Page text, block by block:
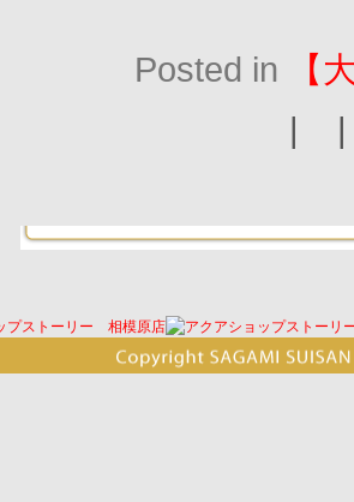
Posted in
【
|